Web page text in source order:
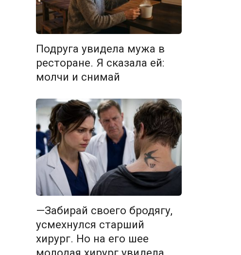
Подруга увидела мужа в
ресторане. Я сказала ей:
молчи и снимай
—Забирай своего бродягу,
усмехнулся старший
хирург. Но на его шее